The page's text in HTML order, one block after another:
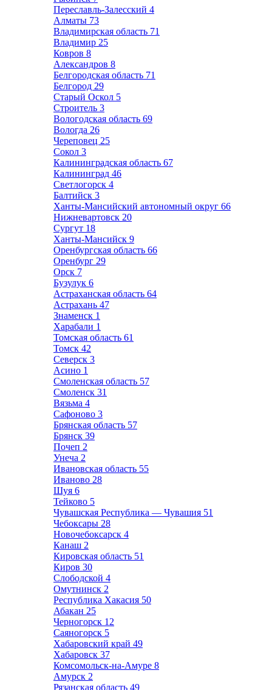
Переславль-Залесский 4
Алматы 73
Владимирская область 71
Владимир 25
Ковров 8
Александров 8
Белгородская область 71
Белгород 29
Старый Оскол 5
Строитель 3
Вологодская область 69
Вологда 26
Череповец 25
Сокол 3
Калининградская область 67
Калининград 46
Светлогорск 4
Балтийск 3
Ханты-Мансийский автономный округ 66
Нижневартовск 20
Сургут 18
Ханты-Мансийск 9
Оренбургская область 66
Оренбург 29
Орск 7
Бузулук 6
Астраханская область 64
Астрахань 47
Знаменск 1
Харабали 1
Томская область 61
Томск 42
Северск 3
Асино 1
Смоленская область 57
Смоленск 31
Вязьма 4
Сафоново 3
Брянская область 57
Брянск 39
Почеп 2
Унеча 2
Ивановская область 55
Иваново 28
Шуя 6
Тейково 5
Чувашская Республика — Чувашия 51
Чебоксары 28
Новочебоксарск 4
Канаш 2
Кировская область 51
Киров 30
Слободской 4
Омутнинск 2
Республика Хакасия 50
Абакан 25
Черногорск 12
Саяногорск 5
Хабаровский край 49
Хабаровск 37
Комсомольск-на-Амуре 8
Амурск 2
Рязанская область 49